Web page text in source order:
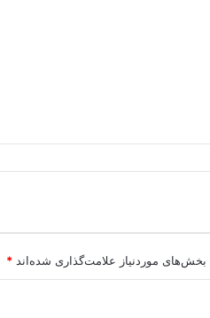
بخش‌های موردنیاز علامت‌گذاری شده‌اند *